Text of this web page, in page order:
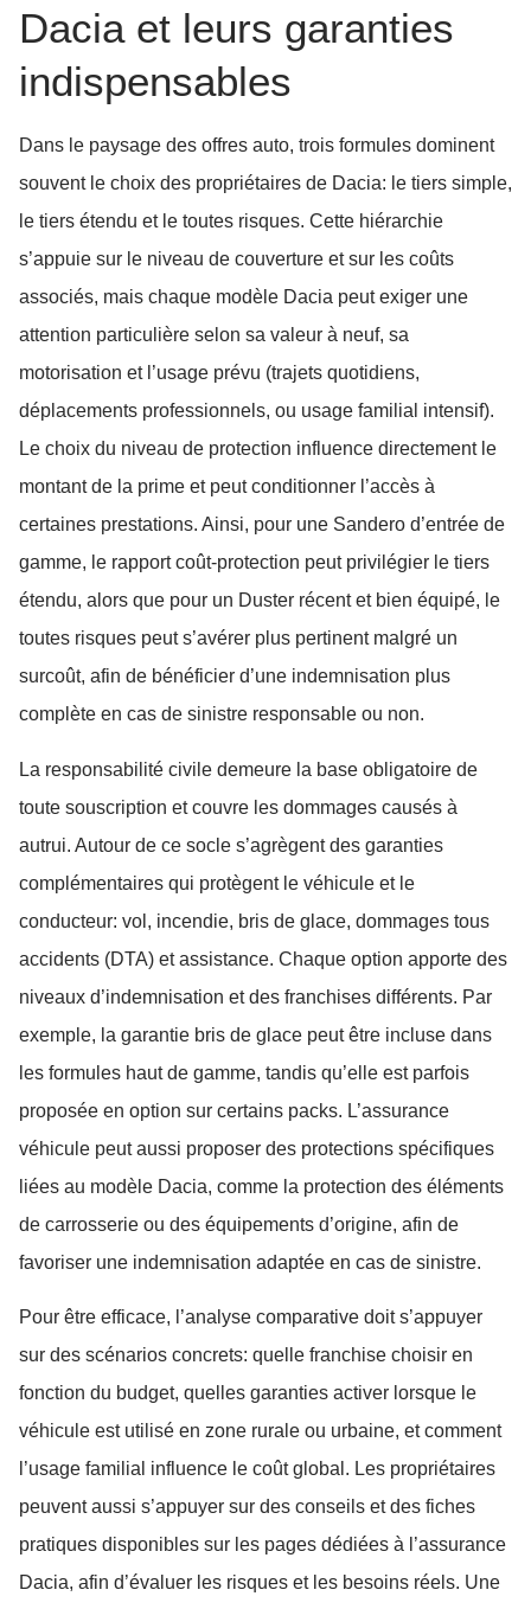
Dacia et leurs garanties
indispensables
Dans le paysage des offres auto, trois formules dominent
souvent le choix des propriétaires de Dacia: le tiers simple,
le tiers étendu et le toutes risques. Cette hiérarchie
s’appuie sur le niveau de couverture et sur les coûts
associés, mais chaque modèle Dacia peut exiger une
attention particulière selon sa valeur à neuf, sa
motorisation et l’usage prévu (trajets quotidiens,
déplacements professionnels, ou usage familial intensif).
Le choix du niveau de protection influence directement le
montant de la prime et peut conditionner l’accès à
certaines prestations. Ainsi, pour une Sandero d’entrée de
gamme, le rapport coût-protection peut privilégier le tiers
étendu, alors que pour un Duster récent et bien équipé, le
toutes risques peut s’avérer plus pertinent malgré un
surcoût, afin de bénéficier d’une indemnisation plus
complète en cas de sinistre responsable ou non.
La responsabilité civile demeure la base obligatoire de
toute souscription et couvre les dommages causés à
autrui. Autour de ce socle s’agrègent des garanties
complémentaires qui protègent le véhicule et le
conducteur: vol, incendie, bris de glace, dommages tous
accidents (DTA) et assistance. Chaque option apporte des
niveaux d’indemnisation et des franchises différents. Par
exemple, la garantie bris de glace peut être incluse dans
les formules haut de gamme, tandis qu’elle est parfois
proposée en option sur certains packs. L’assurance
véhicule peut aussi proposer des protections spécifiques
liées au modèle Dacia, comme la protection des éléments
de carrosserie ou des équipements d’origine, afin de
favoriser une indemnisation adaptée en cas de sinistre.
Pour être efficace, l’analyse comparative doit s’appuyer
sur des scénarios concrets: quelle franchise choisir en
fonction du budget, quelles garanties activer lorsque le
véhicule est utilisé en zone rurale ou urbaine, et comment
l’usage familial influence le coût global. Les propriétaires
peuvent aussi s’appuyer sur des conseils et des fiches
pratiques disponibles sur les pages dédiées à l’assurance
Dacia, afin d’évaluer les risques et les besoins réels. Une